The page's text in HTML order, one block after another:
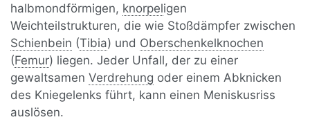
halbmondförmigen, knorpeligen
Weichteilstrukturen, die wie Stoßdämpfer zwischen
Schienbein (Tibia) und Oberschenkelknochen
(Femur) liegen. Jeder Unfall, der zu einer
gewaltsamenVerdrehung oder einem Abknicken
des Kniegelenks führt, kann einen Meniskusriss
auslösen.